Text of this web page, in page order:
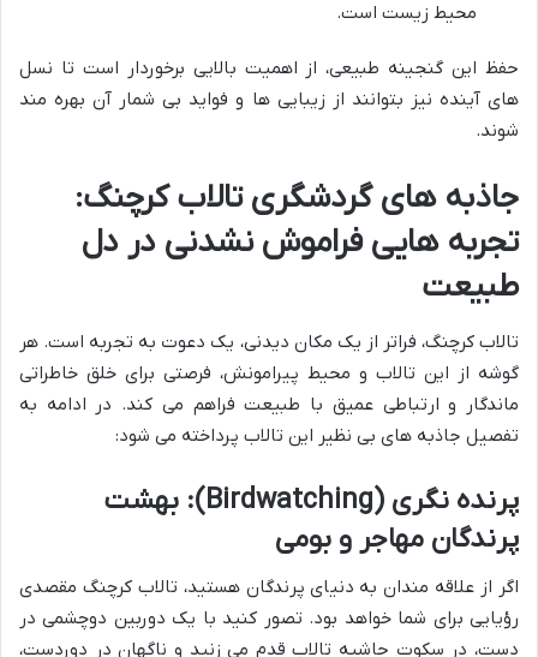
محیط زیست است.
حفظ این گنجینه طبیعی، از اهمیت بالایی برخوردار است تا نسل
های آینده نیز بتوانند از زیبایی ها و فواید بی شمار آن بهره مند
شوند.
جاذبه های گردشگری تالاب کرچنگ:
تجربه هایی فراموش نشدنی در دل
طبیعت
تالاب کرچنگ، فراتر از یک مکان دیدنی، یک دعوت به تجربه است. هر
گوشه از این تالاب و محیط پیرامونش، فرصتی برای خلق خاطراتی
ماندگار و ارتباطی عمیق با طبیعت فراهم می کند. در ادامه به
تفصیل جاذبه های بی نظیر این تالاب پرداخته می شود:
پرنده نگری (Birdwatching): بهشت
پرندگان مهاجر و بومی
اگر از علاقه مندان به دنیای پرندگان هستید، تالاب کرچنگ مقصدی
رؤیایی برای شما خواهد بود. تصور کنید با یک دوربین دوچشمی در
دست، در سکوت حاشیه تالاب قدم می زنید و ناگهان در دوردست،